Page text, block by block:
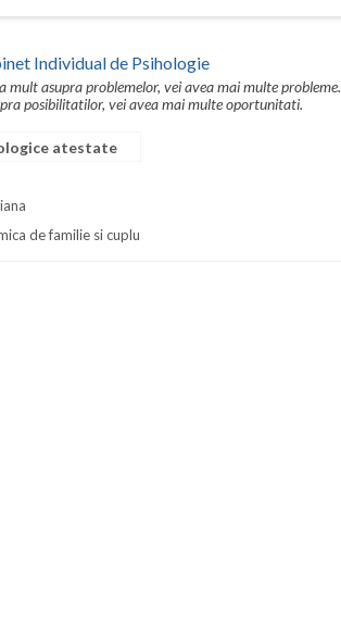
Individual de Psihologie
mult asupra problemelor, vei avea mai multe probleme.
posibilitatilor, vei avea mai multe oportunitati.
atestate
de familie si cuplu